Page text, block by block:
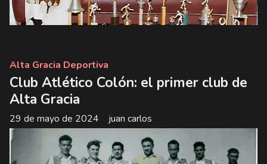
Club Atlético Colón: el primer club de
Alta Gracia
juan carlos
Alta Gracia Deportiva
29 de mayo de 2024